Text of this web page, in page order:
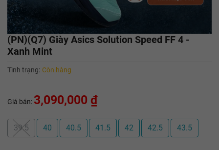
(PN)(Q7) Giày Asics Solution Speed FF 4 -
Xanh Mint
Tình trạng: Còn hàng
Giá bán: 3,090,000 ₫
39.5 40 40.5 41.5 42 42.5 43.5